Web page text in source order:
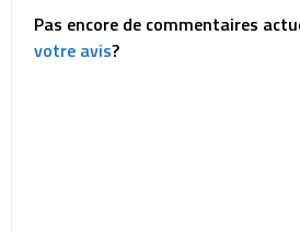
Pas encore de commentaires
votre avis?